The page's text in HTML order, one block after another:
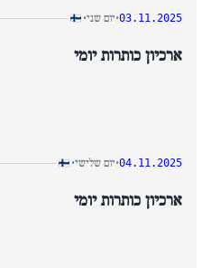
03.11.2025
•יום שני•
ארכיון כותרות יומי
04.11.2025
•יום שלישי•
ארכיון כותרות יומי